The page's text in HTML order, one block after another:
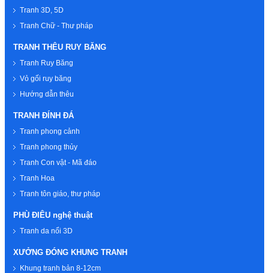
Tranh 3D, 5D
Tranh Chữ - Thư pháp
TRANH THÊU RUY BĂNG
Tranh Ruy Băng
Vỏ gối ruy băng
Hướng dẫn thêu
TRANH ĐÍNH ĐÁ
Tranh phong cảnh
Tranh phong thủy
Tranh Con vật - Mã đáo
Tranh Hoa
Tranh tôn giáo, thư pháp
PHÙ ĐIÊU nghệ thuật
Tranh da nổi 3D
XƯỞNG ĐÓNG KHUNG TRANH
Khung tranh bản 8-12cm